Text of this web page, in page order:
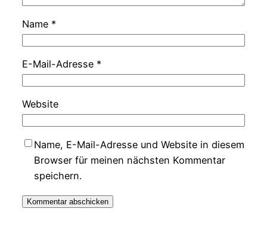
Name *
E-Mail-Adresse *
Website
Name, E-Mail-Adresse und Website in diesem
Browser für meinen nächsten Kommentar
speichern.